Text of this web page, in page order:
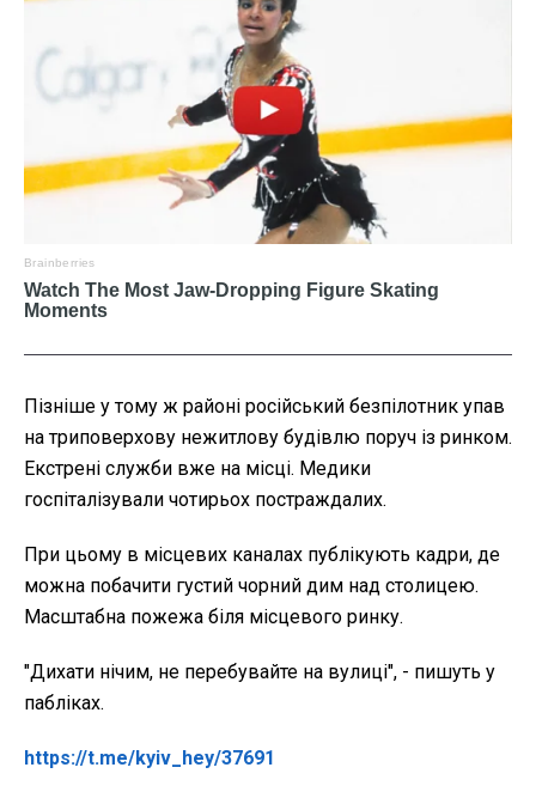
Пізніше у тому ж районі російський безпілотник упав
на триповерхову нежитлову будівлю поруч із ринком.
Екстрені служби вже на місці. Медики
госпіталізували чотирьох постраждалих.
При цьому в місцевих каналах публікують кадри, де
можна побачити густий чорний дим над столицею.
Масштабна пожежа біля місцевого ринку.
"Дихати нічим, не перебувайте на вулиці", - пишуть у
пабліках.
https://t.me/kyiv_hey/37691